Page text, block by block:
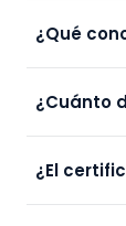
¿Qué
¿Cuánto
¿El